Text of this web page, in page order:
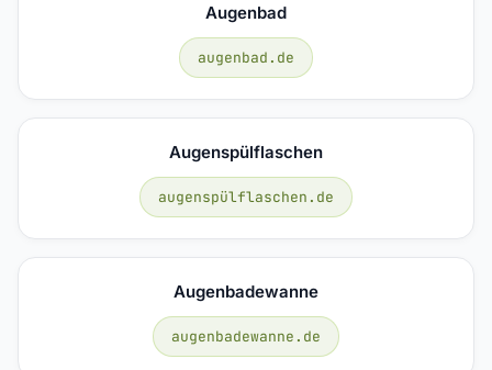
Augenbad
augenbad.de
Augenspülflaschen
augenspülflaschen.de
Augenbadewanne
augenbadewanne.de